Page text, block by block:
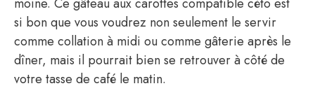
si bon que vous voudrez non seulement le servir
comme collation à midi ou comme gâterie après le
dîner, mais il pourrait bien se retrouver à côté de
votre tasse de café le matin.